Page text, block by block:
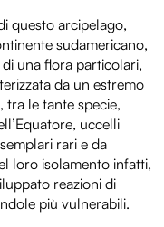
questo arcipelago,
sudamericano,
una flora particolari,
da un estremo
tra le tante specie,
uccelli
rari e da
loro isolamento infatti,
reazioni di
più vulnerabili.